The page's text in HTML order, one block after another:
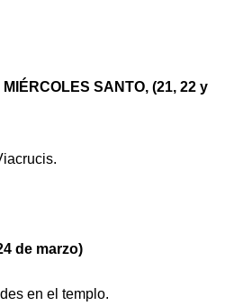
SANTO, (21, 22 y
de marzo)
en el templo.